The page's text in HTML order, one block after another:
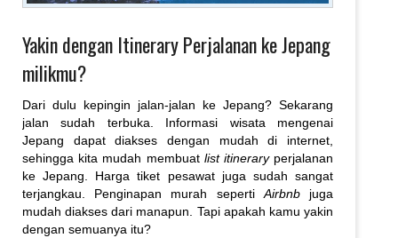
Yakin dengan Itinerary Perjalanan ke Jepang
milikmu?
Dari dulu kepingin jalan-jalan ke Jepang? Sekarang
jalan sudah terbuka. Informasi wisata mengenai
Jepang dapat diakses dengan mudah di internet,
sehingga kita mudah membuat list itineraryperjalanan
ke Jepang. Harga tiket pesawat juga sudah sangat
terjangkau. Penginapan murah seperti Airbnbjuga
mudah diakses dari manapun. Tapi apakah kamu yakin
dengan semuanya itu?